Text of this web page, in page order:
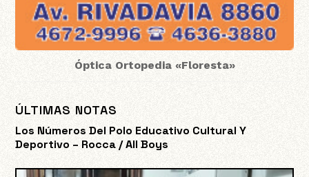
Óptica Ortopedia «Floresta»
ÚLTIMAS NOTAS
Los Números Del Polo Educativo Cultural Y
Deportivo – Rocca / All Boys